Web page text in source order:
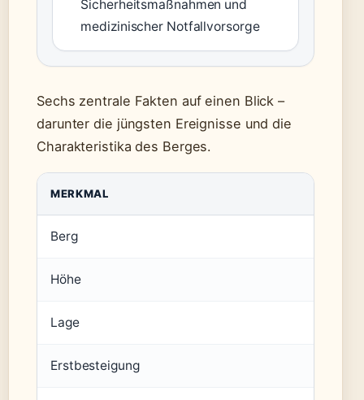
Sicherheitsmaßnahmen und
medizinischer Notfallvorsorge
Sechs zentrale Fakten auf einen Blick –
darunter die jüngsten Ereignisse und die
Charakteristika des Berges.
MERKMAL
Berg
Höhe
Lage
Erstbesteigung